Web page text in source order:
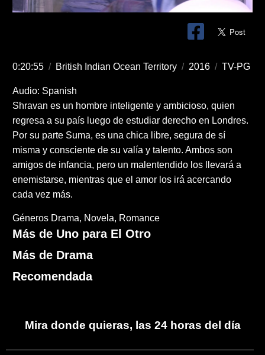
0:20:55 / British Indian Ocean Territory / 2016 / TV-PG
Audio: Spanish
Shravan es un hombre inteligente y ambicioso, quien
regresa a su país luego de estudiar derecho en Londres.
Por su parte Suma, es una chica libre, segura de sí
misma y consciente de su valía y talento. Ambos son
amigos de infancia, pero un malentendido los llevará a
enemistarse, mientras que el amor los irá acercando
cada vez más.
Géneros Drama Novela Romance
Más de Uno para El Otro
Más de Drama
Recomendada
Mira donde quieras, las 24 horas del día